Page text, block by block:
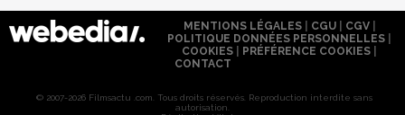
MENTIONS LÉGALES| CGU| CGV|
POLITIQUE DONNÉES PERSONNELLES
COOKIES
PRÉFÉRENCE COOKIES
CONTACT
© 2007-2026 Filmsactu .com. Tous droits réservés. Reproduction interdite sans
autorisation.